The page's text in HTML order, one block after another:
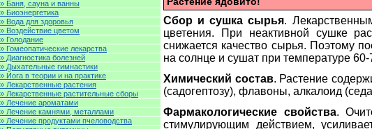
Сбор и сушка сырья.
цветения. При неактивной сушке
снижается качество сырья. Поэтому
на солнце и сушат при температуре
Химический состав. Растение
(садогептозу), флавоны, алкалоид
Фармакологические свойства.
стимулирующим действием,
» Баня, сауна и ванны
» Биоэнергетика
» Вода для здоровья
» Воздействие цветом
» Голодание
» Гомеопатические лекарства
» Диагностика болезней
» Дыхательные гимнастики
» Йога в теории и на практике
» Лекарственные растения
» Лекарственные растительные сборы
» Лечение ароматами
» Лечение камнями, металлами
» Лечение продуктами пчеловодства